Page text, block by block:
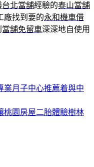
台北當舖經驗的泰山當舖
廠找到要的永和機車借
當舖免留車深深地自使用
業月子中心推薦着與中
桃園房屋二胎體驗樹林